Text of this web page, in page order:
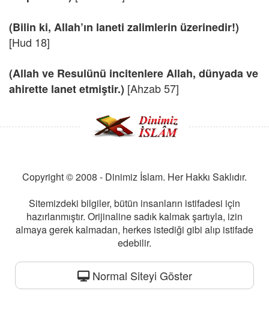
(Bilin ki, Allah’ın laneti zalimlerin üzerinedir!)
[Hud 18]
(Allah ve Resulünü incitenlere Allah, dünyada ve
ahirette lanet etmiştir.) [Ahzab 57]
Copyright © 2008 - Dinimiz İslam. Her Hakkı Saklıdır.
Sitemizdeki bilgiler, bütün insanların istifadesi için
hazırlanmıştır. Orijinaline sadık kalmak şartıyla, izin
almaya gerek kalmadan, herkes istediği gibi alıp istifade
edebilir.
Normal Siteyi Göster